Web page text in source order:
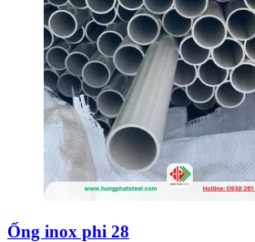
Ống inox phi 28